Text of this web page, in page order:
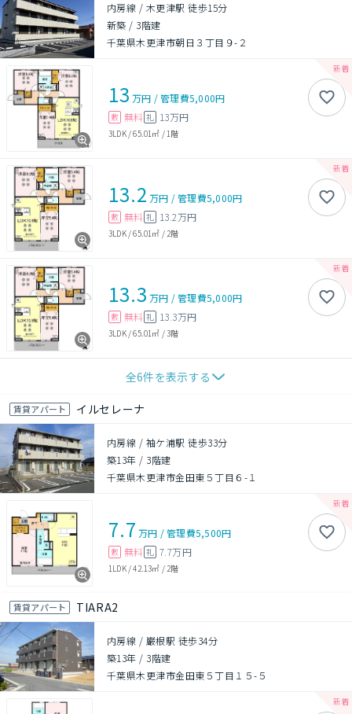
内房線 / 木更津駅 徒歩15分
新築 / 3階建
千葉県木更津市朝日３丁目９-２
13 万円 /管理費5,000円
敷 無料 礼 13万円
3LDK/65.01㎡ / 1階
13.2 万円 /管理費5,000円
敷 無料 礼 13.2万円
3LDK/65.01㎡ / 2階
13.3 万円 /管理費5,000円
敷 無料 礼 13.3万円
3LDK/65.01㎡ /3階
全6件を表示する
賃貸アパート イルセレーナ
内房線 / 袖ケ浦駅 徒歩33分
築13年 / 3階建
千葉県木更津市金田東５丁目６-１
7.7 万円 /管理費5,500円
敷 無料 礼 7.7万円
1LDK/42.13㎡ / 2階
賃貸アパート TIARA2
内房線 / 巌根駅 徒歩34分
築13年 / 3階建
千葉県木更津市金田東５丁目１５-５